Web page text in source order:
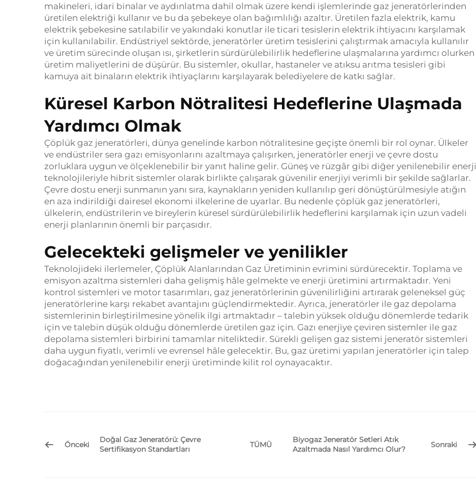
makineleri, idari binalar ve aydınlatma dahil olmak üzere kendi işlemlerinde gaz jeneratörlerinden
üretilen elektriği kullanır ve bu da şebekeye olan bağımlılığı azaltır. Üretilen fazla elektrik, kamu
elektrik şebekesine satılabilir ve yakındaki konutlar ile ticari tesislerin elektrik ihtiyacını karşılamak
için kullanılabilir. Endüstriyel sektörde, jeneratörler üretim tesislerini çalıştırmak amacıyla kullanılır
ve üretim sürecinde oluşan ısı, şirketlerin sürdürülebilirlik hedeflerine ulaşmalarına yardımcı olurken
üretim maliyetlerini de düşürür. Bu sistemler, okullar, hastaneler ve atıksu arıtma tesisleri gibi
kamuya ait binaların elektrik ihtiyaçlarını karşılayarak belediyelere de katkı sağlar.
Küresel Karbon Nötralitesi Hedeflerine Ulaşmada
Yardımcı Olmak
Çöplük gaz jeneratörleri, dünya genelinde karbon nötralitesine geçişte önemli bir rol oynar. Ülkeler
ve endüstriler sera gazı emisyonlarını azaltmaya çalışırken, jeneratörler enerji ve çevre dostu
zorluklara uygun ve ölçeklenebilir bir yanıt haline gelir. Güneş ve rüzgâr gibi diğer yenilenebilir enerji
teknolojileriyle hibrit sistemler olarak birlikte çalışarak güvenilir enerjiyi verimli bir şekilde sağlarlar.
Çevre dostu enerji sunmanın yanı sıra, kaynakların yeniden kullanılıp geri dönüştürülmesiyle atığın
en aza indirildiği dairesel ekonomi ilkelerine de uyarlar. Bu nedenle çöplük gaz jeneratörleri,
ülkelerin, endüstrilerin ve bireylerin küresel sürdürülebilirlik hedeflerini karşılamak için uzun vadeli
enerji planlarının önemli bir parçasıdır.
Gelecekteki gelişmeler ve yenilikler
Teknolojideki ilerlemeler, Çöplük Alanlarından Gaz Üretiminin evrimini sürdürecektir. Toplama ve
emisyon azaltma sistemleri daha gelişmiş hâle gelmekte ve enerji üretimini artırmaktadır. Yeni
kontrol sistemleri ve motor tasarımları, gaz jeneratörlerinin güvenilirliğini artırarak geleneksel güç
jeneratörlerine karşı rekabet avantajını güçlendirmektedir. Ayrıca, jeneratörler ile gaz depolama
sistemlerinin birleştirilmesine yönelik ilgi artmaktadır – talebin yüksek olduğu dönemlerde tedarik
için ve talebin düşük olduğu dönemlerde üretilen gaz için. Gazı enerjiye çeviren sistemler ile gaz
depolama sistemleri birbirini tamamlar niteliktedir. Sürekli gelişen gaz sistemi jeneratör sistemleri
daha uygun fiyatlı, verimli ve evrensel hâle gelecektir. Bu, gaz üretimi yapılan jeneratörler için talep
doğacağından yenilenebilir enerji üretiminde kilit rol oynayacaktır.
Önceki
Doğal Gaz Jeneratörü: Çevre
Sertifikasyon Standartları
TÜMÜ
Biyogaz Jeneratör Setleri Atık
Azaltmada Nasıl Yardımcı Olur?
Sonraki